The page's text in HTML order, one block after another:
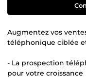
Augmentez vos
téléphonique ciblée
- La prospection
pour votre croissance